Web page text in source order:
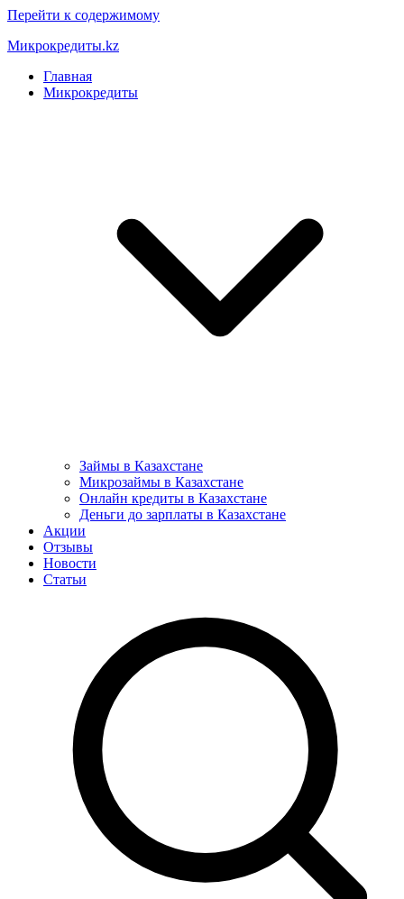
Перейти к содержимому
Микрокредиты.kz
Главная
Микрокредиты
Займы в Казахстане
Микрозаймы в Казахстане
Онлайн кредиты в Казахстане
Деньги до зарплаты в Казахстане
Акции
Отзывы
Новости
Статьи